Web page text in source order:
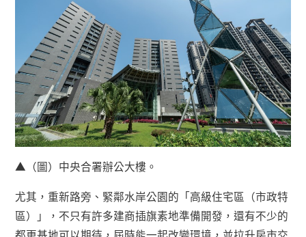
▲（圖）中央合署辦公大樓。
尤其，重新路旁、緊鄰水岸公園的「高級住宅區（市政特
區）」，不只有許多建商插旗素地準備開發，還有不少的